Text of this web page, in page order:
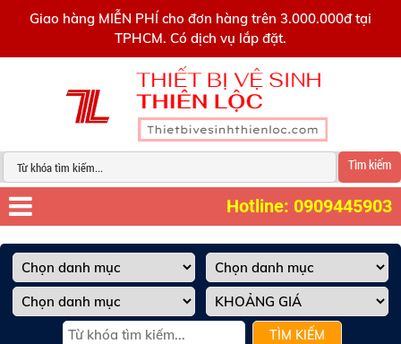
Giao hàng MIỄN PHÍ cho đơn hàng trên 3.000.000đ tại
TPHCM. Có dịch vụ lắp đặt.
Tìm kiếm
Hotline: 0909445903
TÌM KIẾM
0909445903